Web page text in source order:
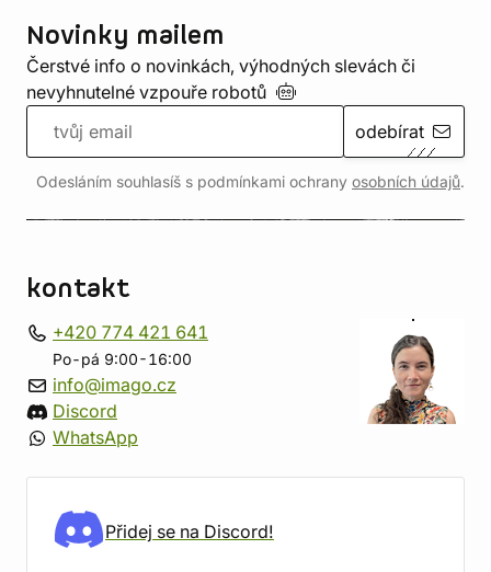
Novinky mailem
Čerstvé info o novinkách, výhodných slevách či
nevyhnutelné vzpouře robotů
odebírat
Odesláním souhlasíš s podmínkami ochrany osobních údajů.
kontakt
+420 774 421 641
Po-pá 9:00-16:00
info@imago.cz
Discord
WhatsApp
Přidej se na Discord!